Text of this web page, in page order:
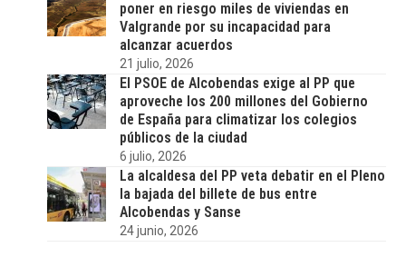
poner en riesgo miles de viviendas en
Valgrande por su incapacidad para
alcanzar acuerdos
21 julio, 2026
El PSOE de Alcobendas exige al PP que
aproveche los 200 millones del Gobierno
de España para climatizar los colegios
públicos de la ciudad
6 julio, 2026
La alcaldesa del PP veta debatir en el Pleno
la bajada del billete de bus entre
Alcobendas y Sanse
24 junio, 2026